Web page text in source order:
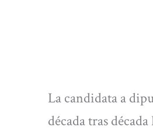
La candidata a
década tras